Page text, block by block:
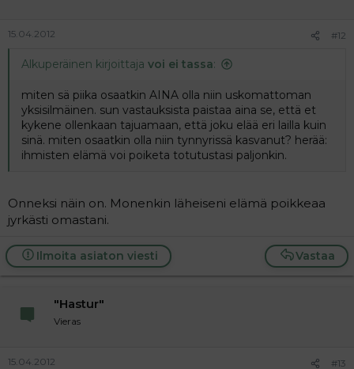
15.04.2012 #12
Alkuperäinen kirjoittaja voi ei tassa:
miten sä piika osaatkin AINA olla niin uskomattoman
yksisilmäinen. sun vastauksista paistaa aina se, että et
kykene ollenkaan tajuamaan, että joku elää eri lailla kuin
sinä. miten osaatkin olla niin tynnyrissä kasvanut? herää:
ihmisten elämä voi poiketa totutustasi paljonkin.
Onneksi näin on. Monenkin läheiseni elämä poikkeaa
jyrkästi omastani.
Vastaa
Ilmoita asiaton viesti
"Hastur"
Vieras
15.04.2012 #13